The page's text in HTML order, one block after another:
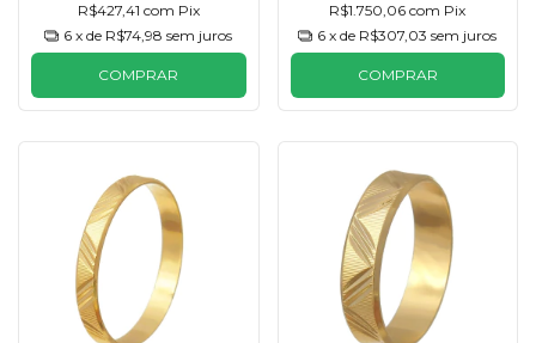
R$427,41 com Pix
6 x de R$74,98 sem juros
COMPRAR
R$1.750,06com Pix
6 x de R$307,03 sem juros
COMPRAR